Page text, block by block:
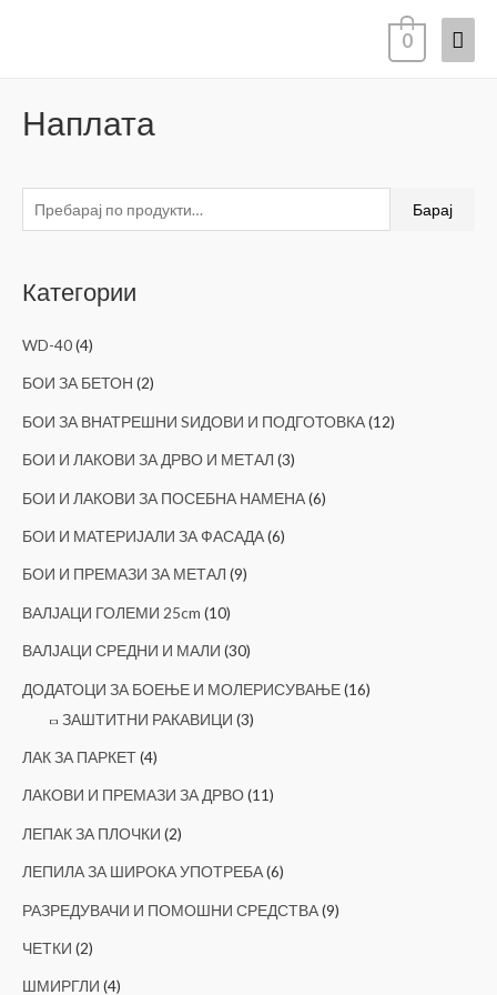
0
Барај
Категории
WD-40(4)
БОИ ЗА БЕТОН (2)
БОИ ЗА ВНАТРЕШНИ SИДОВИ И ПОДГОТОВКА(12)
БОИ И ЛАКОВИ ЗА ДРВО И МЕТАЛ (3)
БОИ И ЛАКОВИ ЗА ПОСЕБНА НАМЕНА(6)
БОИ И МАТЕРИЈАЛИ ЗА ФАСАДА(6)
БОИ И ПРЕМАЗИ ЗА МЕТАЛ (9)
ВАЛЈАЦИ ГОЛЕМИ 25cm (10)
ВАЛЈАЦИ СРЕДНИ И МАЛИ (30)
ДОДАТОЦИ ЗА БОЕЊЕ И МОЛЕРИСУВАЊЕ(16)
ЗАШТИТНИ РАКАВИЦИ (3)
ЛАК ЗА ПАРКЕТ(4)
ЛАКОВИ И ПРЕМАЗИ ЗА ДРВО(11)
ЛЕПАК ЗА ПЛОЧКИ (2)
ЛЕПИЛА ЗА ШИРОКА УПОТРЕБА(6)
РАЗРЕДУВАЧИ И ПОМОШНИ СРЕДСТВА(9)
ЧЕТКИ (2)
ШМИРГЛИ (4)
Наплата